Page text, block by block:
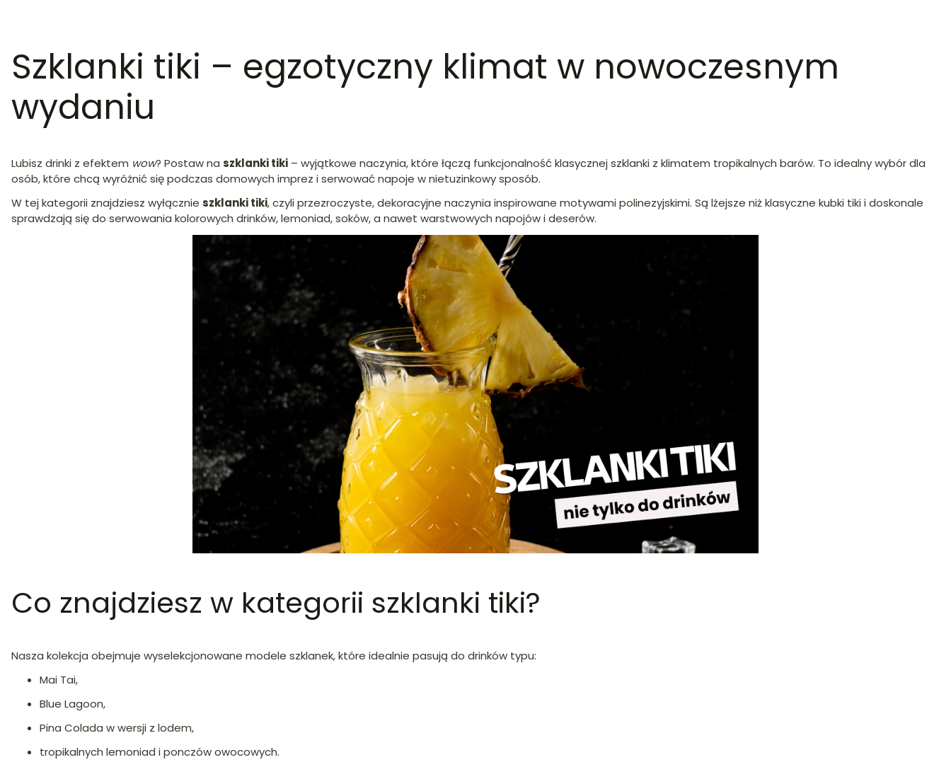
Szklanki tiki – egzotyczny klimat w nowoczesnym
wydaniu
Lubisz drinki z efektem wow? Postaw na szklanki tiki – wyjątkowe naczynia, które łączą funkcjonalność klasycznej szklanki z klimatem tropikalnych barów. To idealny wybór dla
osób, które chcą wyróżnić się podczas domowych imprez i serwować napoje w nietuzinkowy sposób.
W tej kategorii znajdziesz wyłącznie szklanki tiki, czyli przezroczyste, dekoracyjne naczynia inspirowane motywami polinezyjskimi. Są lżejsze niż klasyczne kubki tiki i doskonale
sprawdzają się do serwowania kolorowych drinków, lemoniad, soków, a nawet warstwowych napojów i deserów.
Co znajdziesz w kategorii szklanki tiki?
Nasza kolekcja obejmuje wyselekcjonowane modele szklanek, które idealnie pasują do drinków typu:
Mai Tai,
Blue Lagoon,
Pina Colada w wersji z lodem,
tropikalnych lemoniad i ponczów owocowych.